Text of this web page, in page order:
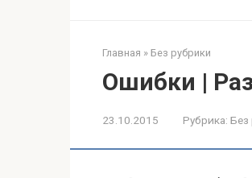
Главная » Без рубрики
Ошибки |
23.10.2015 Рубрика: Без